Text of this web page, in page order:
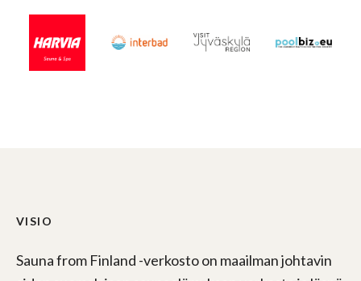
VISIO
Sauna from Finland -verkosto on maailman johtavin